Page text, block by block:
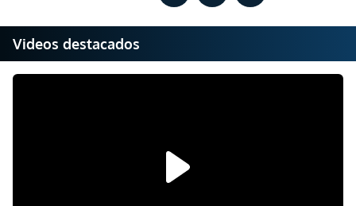
Videos destacados